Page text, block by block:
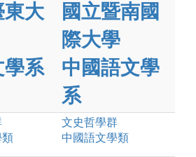
東大
學系
國立暨南國
際大學
中國語文學
系
類
文史哲學群
中國語文學類